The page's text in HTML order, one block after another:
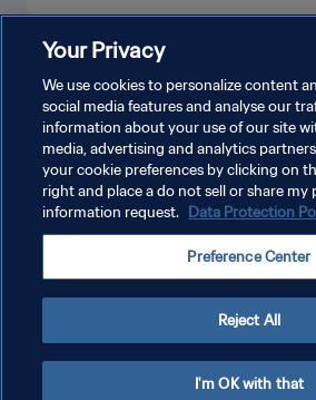
PRIVACY POLICY
GESTISCI LE TUE PREFERENZE PER I COOKIES
Copyright © 1994 - 2026 FIFA. Tutti i diritti riservati.
Your Privacy
We use cookies to personalize content
social media features and analyse our
information about your use of our site
media, advertising and analytics
your cookie preferences by clicking on
right and place a do not sell or share my
information request. Data Protection
Preference Center
Reject All
I'm OK with that